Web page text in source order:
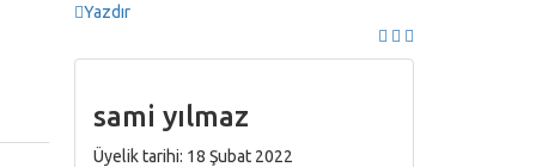
Yazdır
sami yılmaz
Üyelik tarihi: 18 Şubat 2022